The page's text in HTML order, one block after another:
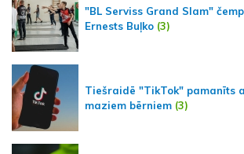
"BL Serviss Grand Slam"
Ernests Buļko (3)
Tiešraidē "TikTok" pamanīts
maziem bērniem (3)